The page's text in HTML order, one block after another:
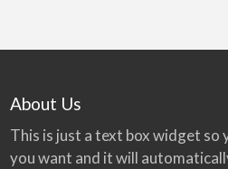
About Us
This is just a text box widget so
you want and it will